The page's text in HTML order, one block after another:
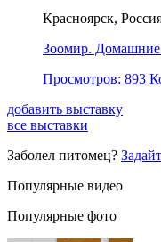
Красноярск,
Зоомир.
Просмотров: 893
добавить выставку
все выставки
Заболел питомец?
Популярные видео
Популярные фото